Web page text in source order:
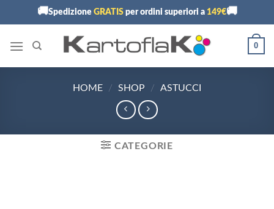
🚚Spedizione GRATISper ordini superiori a 149€🚚
0
HOME / SHOP / ASTUCCI
CATEGORIE